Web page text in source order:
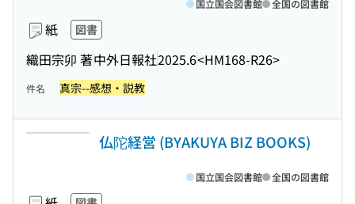
紙 図書
織田宗卯 著中外日報社2025.6<HM168-R26>
国立国会図書館 全国の図書館
件名 真宗--感想・説教
仏陀経営 (BYAKUYA BIZ BOOKS)
国立国会図書館 全国の図書館